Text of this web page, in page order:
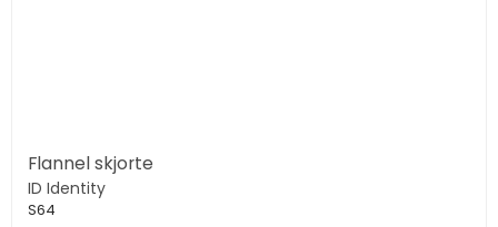
Flannel skjorte
ID Identity
S64